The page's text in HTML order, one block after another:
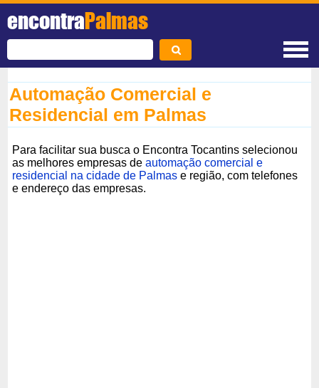
encontraPalmas
Automação Comercial e
Residencial em Palmas
Para facilitar sua busca o Encontra Tocantins selecionou
as melhores empresas deautomação comercial e
residencial na cidade de Palmas e região, com telefones
e endereço das empresas.